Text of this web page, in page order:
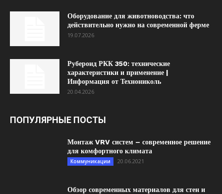
Оборудование для животноводства: что
действительно нужно на современной ферме
19.07.2026
Рубероид РКК 350: технические
характеристики и применение |
Информация от Технониколь
20.04.2026
ПОПУЛЯРНЫЕ ПОСТЫ
Монтаж VRV систем – современное решение
для комфортного климата
Коммуникации 20.06.2021
Обзор современных материалов для стен и